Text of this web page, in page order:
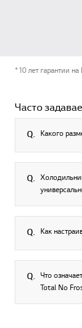
*10 лет гарантии
Часто
Q. Какого
Q.
Q. Как
Q. Что
Total No